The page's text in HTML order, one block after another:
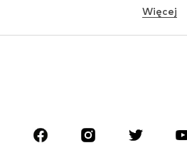
MARKI
Więcej